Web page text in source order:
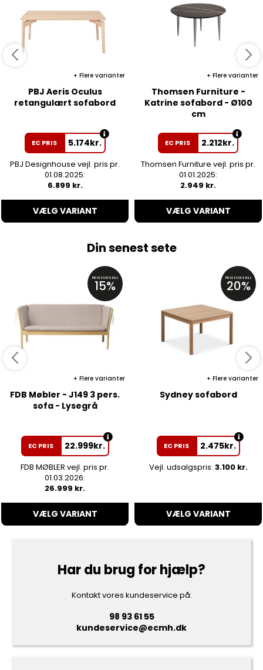
Flere varianter
PBJ Aeris Oculus
retangulært sofabord
EC PRIS 5.174kr.
PBJ Designhouse vejl. pris pr.
01.08.2025:
6.899 kr.
VÆLG VARIANT
Flere varianter
Thomsen Furniture -
Katrine sofabord - Ø100
cm
EC PRIS 2.212kr.
Thomsen Furniture vejl. pris pr.
01.01.2025:
2.949 kr.
VÆLG VARIANT
Din senest sete
PRISFORSKEL
15%
Flere varianter
FDB Møbler - J149 3 pers.
sofa - Lysegrå
EC PRIS 22.999kr.
FDB MØBLER vejl. pris pr.
01.03.2026:
26.999 kr.
VÆLG VARIANT
PRISFORSKEL
20%
Flere varianter
Sydney sofabord
EC PRIS 2.475kr.
Vejl. udsalgspris: 3.100 kr.
VÆLG VARIANT
Har du brug for hjælp?
Kontakt vores kundeservice på:
98 93 61 55
kundeservice@ecmh.dk